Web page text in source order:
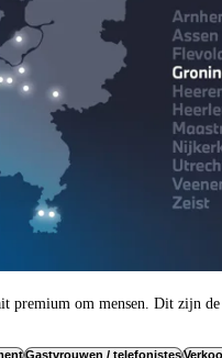
premium om mensen. Dit zijn de
Gastvrouwen / telefonistes